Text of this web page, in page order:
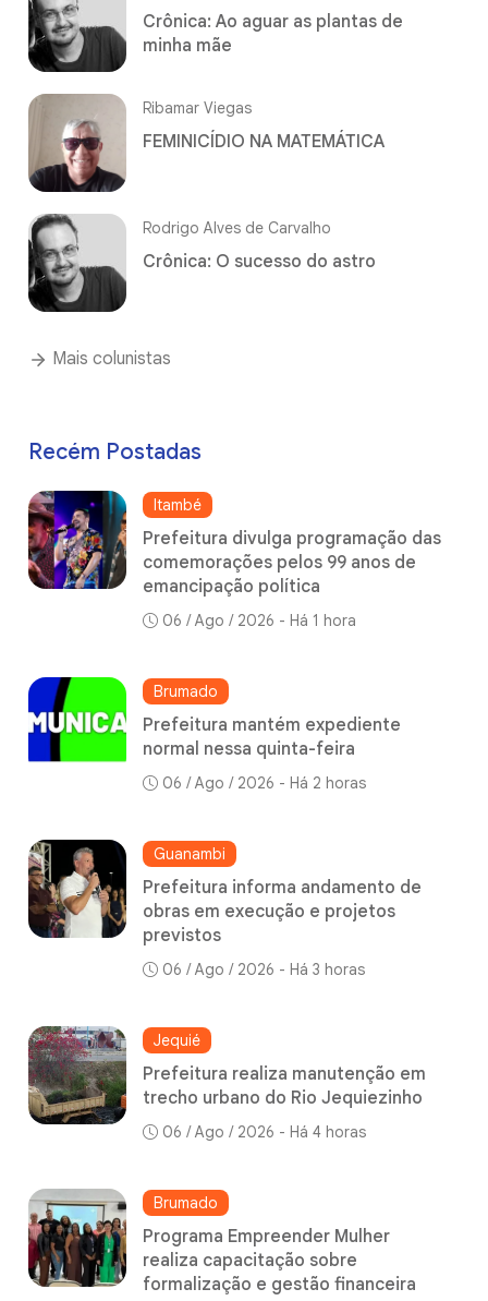
Crônica: Ao aguar as plantas de
minha mãe
Ribamar Viegas
FEMINICÍDIO NA MATEMÁTICA
Rodrigo Alves de Carvalho
Crônica: O sucesso do astro
Mais colunistas
Recém Postadas
Itambé
Prefeitura divulga programação das
comemorações pelos 99 anos de
emancipação política
06 / Ago / 2026 - Há 1 hora
Brumado
Prefeitura mantém expediente
normal nessa quinta-feira
06 / Ago / 2026 - Há 2 horas
Guanambi
Prefeitura informa andamento de
obras em execução e projetos
previstos
06 / Ago / 2026 - Há 3 horas
Jequié
Prefeitura realiza manutenção em
trecho urbano do Rio Jequiezinho
06 / Ago / 2026 - Há 4 horas
Brumado
Programa Empreender Mulher
realiza capacitação sobre
formalização e gestão financeira